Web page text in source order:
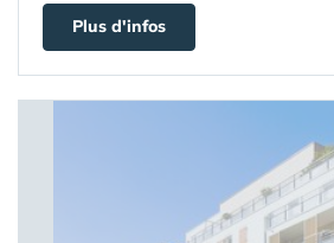
Plus d'infos